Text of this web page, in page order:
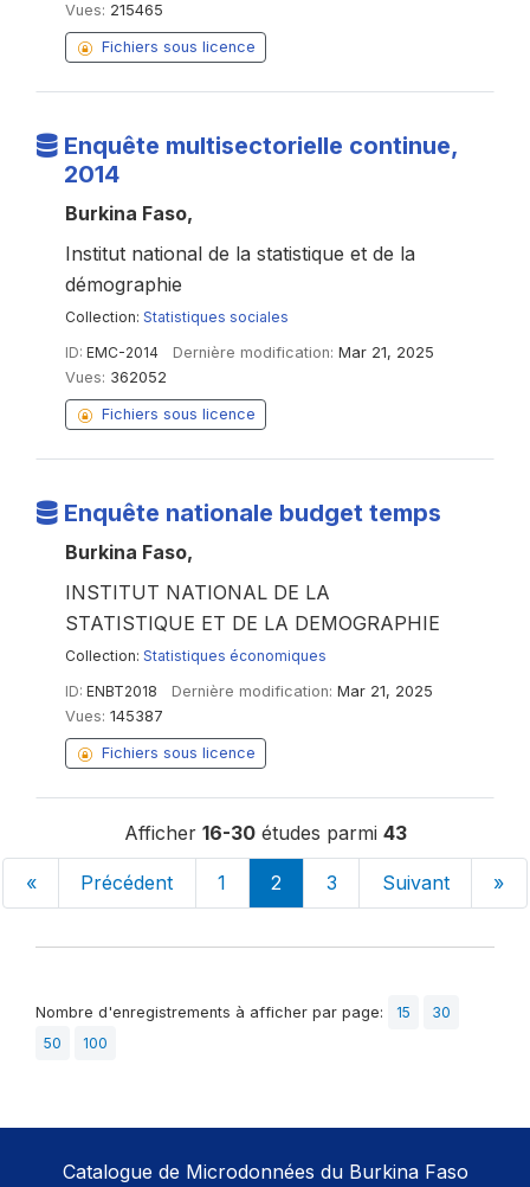
Vues: 215465
Fichiers sous licence
Enquête multisectorielle continue,
2014
Burkina Faso,
Institut national de la statistique et de la
démographie
Collection: Statistiques sociales
ID: EMC-2014 Dernière modification: Mar 21, 2025
Vues: 362052
Fichiers sous licence
Enquête nationale budget temps
Burkina Faso,
INSTITUT NATIONAL DE LA
STATISTIQUE ET DE LA DEMOGRAPHIE
Collection: Statistiques économiques
ID: ENBT2018 Dernière modification: Mar 21, 2025
Vues: 145387
Fichiers sous licence
Afficher 16-30études parmi 43
« Précédent 1 2 3 Suivant »
Nombre d'enregistrements à afficher par page: 15
30
50
100
Catalogue de Microdonnées du Burkina Faso